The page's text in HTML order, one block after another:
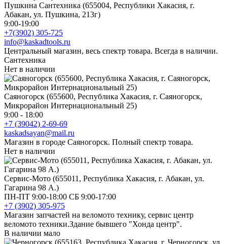
Пушкина Сантехника (655004, Республики Хакасия, г.
Абакан, ул. Пушкина, 213г)
9:00-19:00
+7(3902) 305-725
info@kaskadtools.ru
Центральный магазин, весь спектр товара. Всегда в наличии.
Сантехника
Нет в наличии
Саяногорск (655600, Республика Хакасия, г. Саяногорск,
Микрорайон Интернациональный 25)
9:00 - 18:00
+7 (39042) 2-69-69
kaskadsayan@mail.ru
Магазин в городе Саяногорск. Полный спектр товара.
Нет в наличии
Сервис-Мото (655011, Республика Хакасия, г. Абакан, ул.
Гагарина 98 А.)
ПН-ПТ 9:00-18:00 СБ 9:00-17:00
+7 (3902) 305-975
Магазин запчастей на веломото технику, сервис центр
веломото техники.Здание бывшего "Хонда центр".
В наличии мало